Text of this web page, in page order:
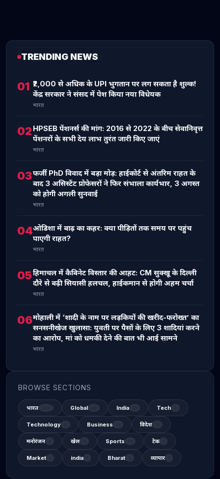
TRENDING NEWS
01 ₹2,000 से अधिक के UPI भुगतान पर लग सकता है शुल्क!
केंद्र सरकार ने संसद में पेश किया नया विधेयक
भारत
02 HPSEB पेंशनर्स की मांग: 2016 से 2022 के बीच सेवानिवृत्त
पेंशनरों के सभी देय लाभ तुरंत जारी किए जाएं
भारत
03फर्जी PhD विवाद में बड़ा मोड़: हाईकोर्ट से अंतरिम राहत के
बाद 3 असिस्टेंट प्रोफेसरों ने फिर संभाला कार्यभार, 3 अगस्त
को होगी अगली सुनवाई
भारत
04ओडिशा में बाढ़ का कहर: क्या पीड़ितों तक समय पर पहुंच
पाएगी राहत?
भारत
05हिमाचल में कैबिनेट विस्तार की आहट: CM सुक्खू के दिल्ली
दौरे से बढ़ी सियासी हलचल, हाईकमान से होगी अहम चर्चा
भारत
06मोहाली में ‘शादी के नाम पर लड़कियों की खरीद-फरोख्त’ का
सनसनीखेज खुलासा: युवती पर पैसों के लिए 3 शादियां करने
का आरोप, मां को धमकी देने की बात भी आई सामने
भारत
BROWSE SECTIONS
भारत Global India Tech
Technology Business विदेश
मनोरंजन खेल Sports टेक
Market india Bharat व्यापार